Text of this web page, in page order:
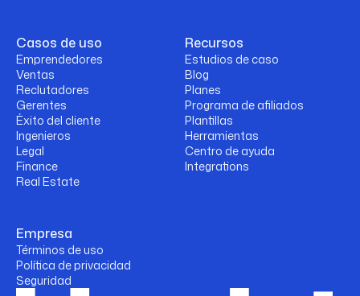
Casos de uso
Emprendedores
Ventas
Reclutadores
Gerentes
Éxito del cliente
Ingenieros
Legal
Finance
Real Estate
Recursos
Estudios de caso
Blog
Planes
Programa de afiliados
Plantillas
Herramientas
Centro de ayuda
Integrations
Empresa
Términos de uso
Política de privacidad
Seguridad